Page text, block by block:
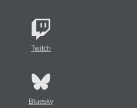
Twitch
Bluesky